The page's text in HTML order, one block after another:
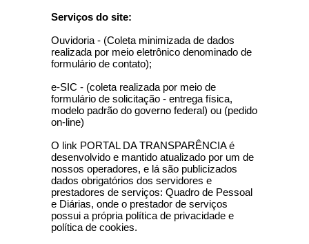
Serviços do site:
Ouvidoria - (Coleta minimizada de dados
realizada por meio eletrônico denominado de
formulário de contato);
e-SIC - (coleta realizada por meio de
formulário de solicitação - entrega física,
modelo padrão do governo federal) ou (pedido
on-line)
O link PORTAL DA TRANSPARÊNCIA é
desenvolvido e mantido atualizado por um de
nossos operadores, e lá são publicizados
dados obrigatórios dos servidores e
prestadores de serviços: Quadro de Pessoal
e Diárias, onde o prestador de serviços
possui a própria política de privacidade e
política de cookies.